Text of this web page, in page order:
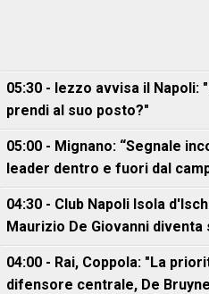
05:30 - Iezzo avvisa il Napoli:
prendi al suo posto?"
05:00 - Mignano: “Segnale
leader dentro e fuori dal
04:30 - Club Napoli Isola
Maurizio De Giovanni
04:00 - Rai, Coppola: "La
difensore centrale, De